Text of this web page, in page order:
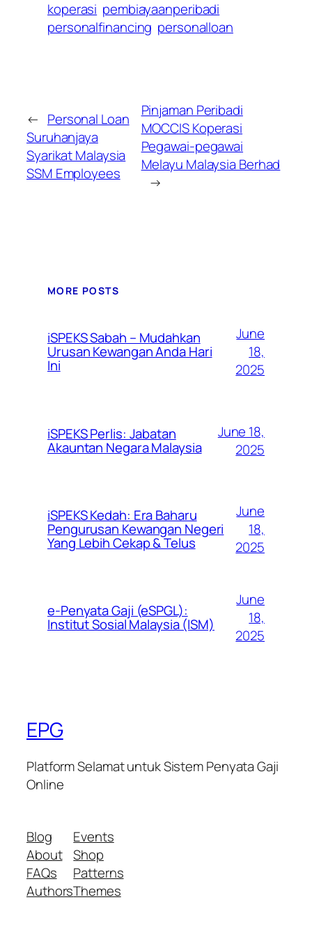
koperasi pembiayaanperibadi
personalfinancing personalloan
← Personal Loan
Suruhanjaya
Syarikat Malaysia
SSM Employees
Pinjaman Peribadi
MOCCIS Koperasi
Pegawai-pegawai
Melayu Malaysia Berhad
→
MORE POSTS
iSPEKS Sabah – Mudahkan
Urusan Kewangan Anda Hari
Ini
June
18,
2025
iSPEKS Perlis: Jabatan
Akauntan Negara Malaysia
June 18,
2025
iSPEKS Kedah: Era Baharu
Pengurusan Kewangan Negeri
Yang Lebih Cekap & Telus
June
18,
2025
e-Penyata Gaji (eSPGL):
Institut Sosial Malaysia (ISM)
June
18,
2025
EPG
Platform Selamat untuk Sistem Penyata Gaji
Online
Blog
About
FAQs
Authors
Events
Shop
Patterns
Themes